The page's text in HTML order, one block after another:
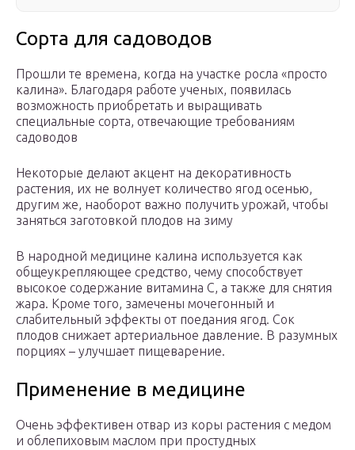
Сорта для садоводов
Прошли те времена, когда на участке росла «просто
калина». Благодаря работе ученых, появилась
возможность приобретать и выращивать
специальные сорта, отвечающие требованиям
садоводов
Некоторые делают акцент на декоративность
растения, их не волнует количество ягод осенью,
другим же, наоборот важно получить урожай, чтобы
заняться заготовкой плодов на зиму
В народной медицине калина используется как
общеукрепляющее средство, чему способствует
высокое содержание витамина С, а также для снятия
жара. Кроме того, замечены мочегонный и
слабительный эффекты от поедания ягод. Сок
плодов снижает артериальное давление. В разумных
порциях – улучшает пищеварение.
Применение в медицине
Очень эффективен отвар из коры растения с медом
и облепиховым маслом при простудных